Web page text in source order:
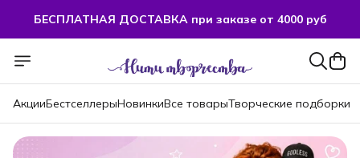
БЕСПЛАТНАЯ ДОСТАВКА при заказе от 4000 руб
БЕСПЛАТНАЯ ДОСТАВКА при заказе от 4000 руб
АкцииБестселлерыНовинкиВсе товарыТворческие подборки